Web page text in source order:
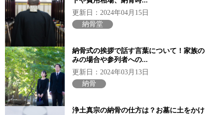
更新日：2024年04月15日
納骨堂
納骨式の挨拶で話す言葉について！家族の
みの場合や参列者への...
更新日：2024年03月13日
納骨
浄土真宗の納骨の仕方は？お墓に土をかけ